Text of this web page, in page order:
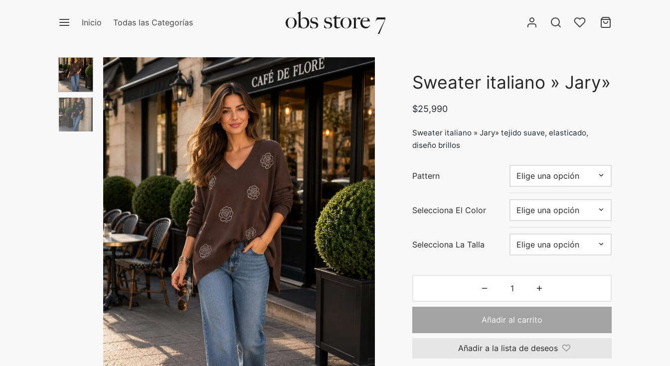
Inicio Todas las Categorías
Sweater italiano » Jary»
$25,990
Sweater italiano » Jary» tejido suave, elasticado,
diseño brillos
Pattern
Selecciona El Color
Selecciona La Talla
Añadir al carrito
Añadir a la lista de deseos